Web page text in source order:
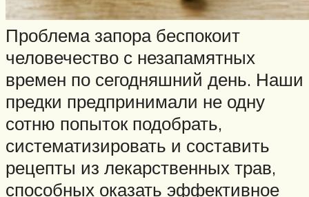
Проблема запора беспокоит
человечество с незапамятных
времен по сегодняшний день. Наши
предки предпринимали не одну
сотню попыток подобрать,
систематизировать и составить
рецепты из лекарственных трав,
способных оказать эффективное